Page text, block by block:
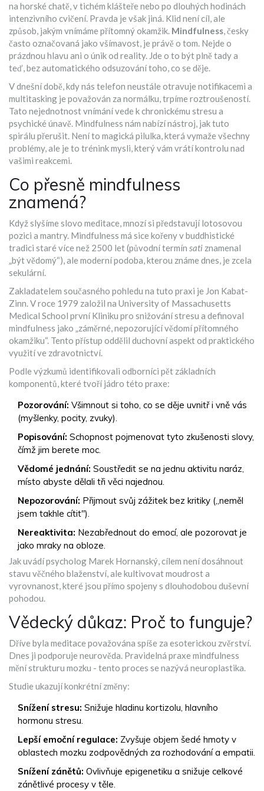
na horské chatě, v tichém klášteře nebo po dlouhých hodinách
intenzivního cvičení. Pravda je však jiná. Klid není cíl, ale
způsob, jakým vnímáme přítomný okamžik. Mindfulness, česky
často označovaná jako všímavost, je právě o tom. Nejde o
prázdnou hlavu ani o únik od reality. Jde o to být plně tady a
teď, bez automatického odsuzování toho, co se děje.
V dnešní době, kdy nás telefon neustále otravuje notifikacemi a
multitasking je považován za normálku, trpíme roztroušeností.
Tato nejednotnost vnímání vede k chronickému stresu a
psychické únavě. Mindfulness nám nabízí nástroj, jak tuto
spirálu přerušit. Není to magická pilulka, která vymaže všechny
problémy, ale je to trénink mysli, který vám vrátí kontrolu nad
vašimi reakcemi.
Co přesně mindfulness
znamená?
Když slyšíme slovo meditace, mnozí si představují lotosovou
pozici a mantry. Mindfulness má sice kořeny v buddhistické
tradici staré více než 2500 let (původní termín sati znamenal
„být vědomý“), ale moderní podoba, kterou známe dnes, je zcela
sekulární.
Zakladatelem současného pohledu na tuto praxi je Jon Kabat-
Zinn. V roce 1979 založil na University of Massachusetts
Medical School první Kliniku pro snižování stresu a definoval
mindfulness jako „záměrné, nepozorující vědomí přítomného
okamžiku“. Tento přístup oddělil duchovní aspekt od praktického
využití ve zdravotnictví.
Podle výzkumů identifikovali odborníci pět základních
komponentů, které tvoří jádro této praxe:
Pozorování: Všimnout si toho, co se děje uvnitř i vně vás
(myšlenky, pocity, zvuky).
Popisování: Schopnost pojmenovat tyto zkušenosti slovy,
čímž jim berete moc.
Vědomé jednání: Soustředit se na jednu aktivitu naráz,
místo abyste dělali tři věci najednou.
Nepozorování: Přijmout svůj zážitek bez kritiky („neměl
jsem takhle cítit").
Nereaktivita: Nezabřednout do emocí, ale pozorovat je
jako mraky na obloze.
Jak uvádí psycholog Marek Hornanský, cílem není dosáhnout
stavu věčného blaženství, ale kultivovat moudrost a
vyrovnanost, které jsou přímo spojeny s dlouhodobou duševní
pohodou.
Vědecký důkaz: Proč to funguje?
Dříve byla meditace považována spíše za esoterickou zvěrství.
Dnes ji podporuje neurověda. Pravidelná praxe mindfulness
mění strukturu mozku - tento proces se nazývá neuroplastika.
Studie ukazují konkrétní změny:
Snížení stresu: Snižuje hladinu kortizolu, hlavního
hormonu stresu.
Lepší emoční regulace: Zvyšuje objem šedé hmoty v
oblastech mozku zodpovědných za rozhodování a empatii.
Snížení zánětů: Ovlivňuje epigenetiku a snižuje celkové
zánětlivé procesy v těle.